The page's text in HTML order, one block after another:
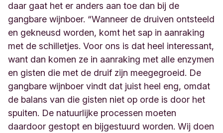
daar gaat het er anders aan toe dan bij de
gangbare wijnboer. “Wanneer de druiven ontsteeld
en gekneusd worden, komt het sap in aanraking
met de schilletjes. Voor ons is dat heel interessant,
want dan komen ze in aanraking met alle enzymen
en gisten die met de druif zijn meegegroeid. De
gangbare wijnboer vindt dat juist heel eng, omdat
de balans van die gisten niet op orde is door het
spuiten. De natuurlijke processen moeten
daardoor gestopt en bijgestuurd worden. Wij doen